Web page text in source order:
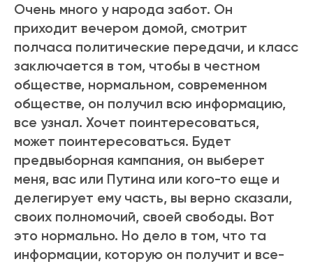
Очень много у народа забот. Он
приходит вечером домой, смотрит
полчаса политические передачи, и класс
заключается в том, чтобы в честном
обществе, нормальном, современном
обществе, он получил всю информацию,
все узнал. Хочет поинтересоваться,
может поинтересоваться. Будет
предвыборная кампания, он выберет
меня, вас или Путина или кого-то еще и
делегирует ему часть, вы верно сказали,
своих полномочий, своей свободы. Вот
это нормально. Но дело в том, что та
информации, которую он получит и все-